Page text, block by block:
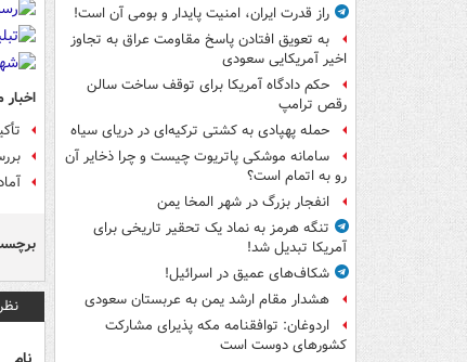
راز قدرت ایران، امنیت پایدار و بومی آن است!
به تعویق افتادن پاسخ مقاومت عراق به تجاوز
اخیر آمریکایی سعودی
حکم دادگاه آمریکا برای توقف ساخت سالن
رقص ترامپ
حمله پهپادی به کشتی ترکیه‌ای در دریای سیاه
سامانه موشکی پاتریوت چیست و چرا ذخایر آن
رو به اتمام است؟
انفجار بزرگ در شهر المخا یمن
تنگه هرمز به نماد یک تحقیر تاریخی برای
آمریکا تبدیل شد!
شکاف‌های عمیق در اسرائیل!
هشدار مقام ارشد یمن به عربستان سعودی
اردوغان: توافقنامه مکه پذیرای مشارکت
کشورهای دوست است
اخبار